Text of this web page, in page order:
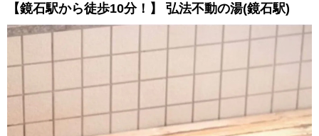
【鏡石駅から徒歩10分！】 弘法不動の湯(鏡石駅)